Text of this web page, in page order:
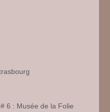
6 : Musée de la Folie